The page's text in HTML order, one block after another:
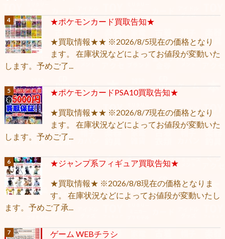
★ポケモンカード買取告知★
★買取情報★★ ※2026/8/5現在の価格となり
ます。 在庫状況などによってお値段が変動いた
します。予めご了...
★ポケモンカードPSA10買取告知★
★買取情報★★ ※2026/8/7現在の価格となり
ます。 在庫状況などによってお値段が変動いた
します。予めご了...
★ジャンプ系フィギュア買取告知★
★買取情報★ ※2026/8/8現在の価格となりま
す。 在庫状況などによってお値段が変動いたし
ます。予めご了承...
ゲーム WEBチラシ